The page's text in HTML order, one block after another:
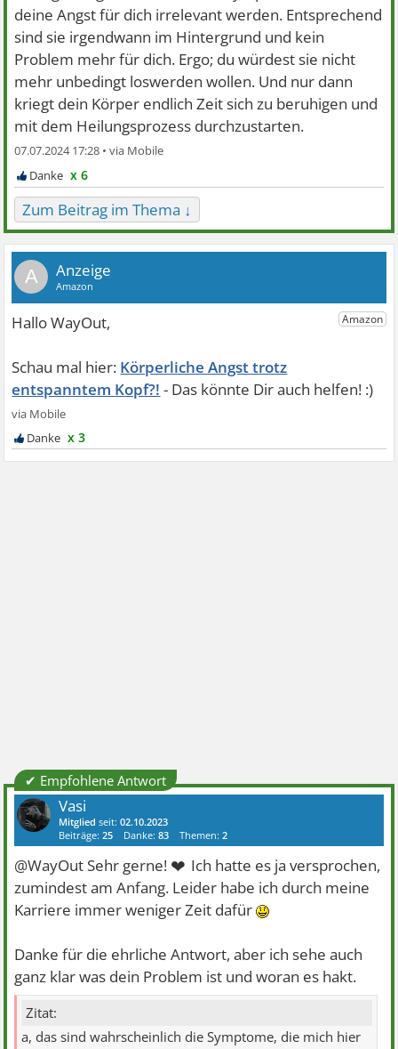
deine Angst für dich irrelevant werden. Entsprechend
sind sie irgendwann im Hintergrund und kein
Problem mehr für dich. Ergo; du würdest sie nicht
mehr unbedingt loswerden wollen. Und nur dann
kriegt dein Körper endlich Zeit sich zu beruhigen und
mit dem Heilungsprozess durchzustarten.
07.07.2024 17:28 •
x 6
Zum Beitrag im Thema ↓
A
Körperliche Angst trotz
entspanntem Kopf?!
x 3
✔ Empfohlene Antwort
Vasi
Mitglied seit:02.10.2023
Beiträge:25 Danke:83 Themen:2
@WayOut Sehr gerne! ❤ Ich hatte es ja versprochen,
zumindest am Anfang. Leider habe ich durch meine
Karriere immer weniger Zeit dafür
Danke für die ehrliche Antwort, aber ich sehe auch
ganz klar was dein Problem ist und woran es hakt.
Zitat:
a, das sind wahrscheinlich die Symptome, die mich hier